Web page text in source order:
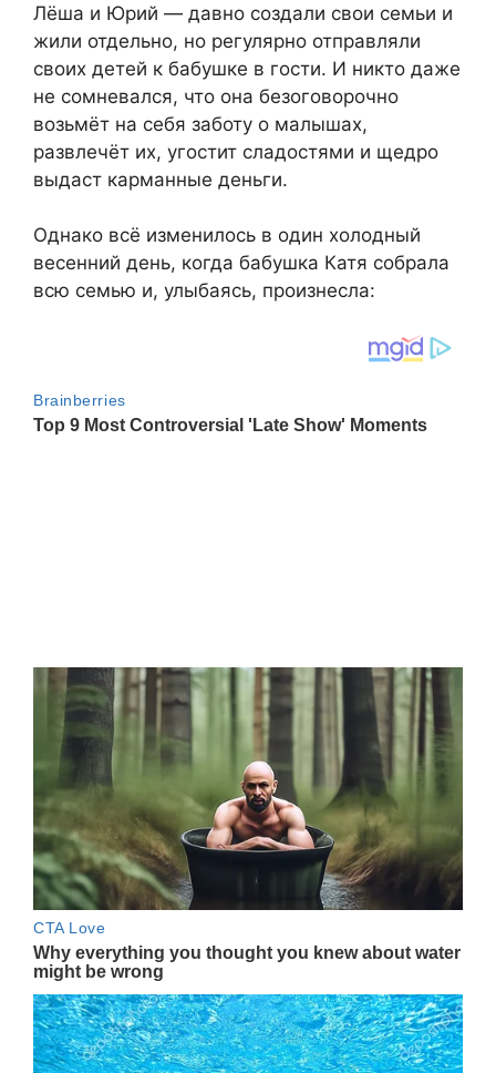
Лёша и Юрий — давно создали свои семьи и
жили отдельно, но регулярно отправляли
своих детей к бабушке в гости. И никто даже
не сомневался, что она безоговорочно
возьмёт на себя заботу о малышах,
развлечёт их, угостит сладостями и щедро
выдаст карманные деньги.
Однако всё изменилось в один холодный
весенний день, когда бабушка Катя собрала
всю семью и, улыбаясь, произнесла: